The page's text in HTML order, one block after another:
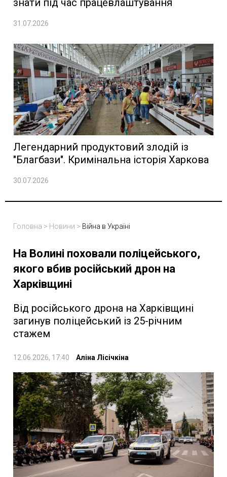
знати під час працевлаштування
31.07.2026
Легендарний продуктовий злодій із
"Благбази". Кримінальна історія Харкова
30.07.2026
Головна > Новини > Війна в Україні
На Волині поховали поліцейського,
якого вбив російський дрон на
Харківщині
Від російського дрона на Харківщині
загинув поліцейський із 25-річним
стажем
12.06.2026, 17:40 Аліна Лісічкіна